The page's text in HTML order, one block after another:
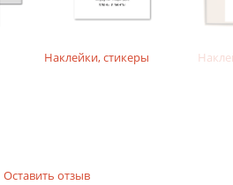
Наклейки, стикеры
Оставить отзыв